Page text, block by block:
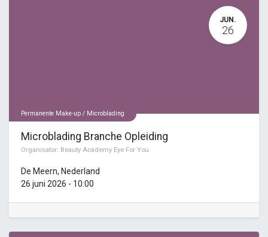
JUN.
26
Permanente Make-up / Microblading
Microblading Branche Opleiding
Organisator: Beauty Academy Eye For You
De Meern, Nederland
26 juni 2026 - 10:00